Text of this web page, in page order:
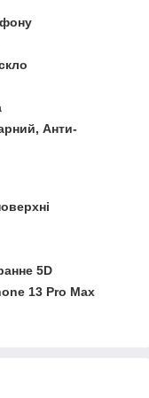
Анти-
5D
13 Pro Max